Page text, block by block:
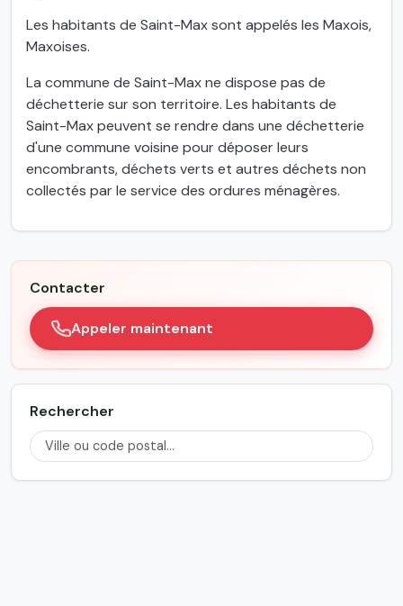
Les habitants de Saint-Max sont appelés les Maxois,
Maxoises.
La commune de Saint-Max ne dispose pas de
déchetterie sur son territoire. Les habitants de
Saint-Max peuvent se rendre dans une déchetterie
d'une commune voisine pour déposer leurs
encombrants, déchets verts et autres déchets non
collectés par le service des ordures ménagères.
Contacter
Appeler maintenant
Rechercher